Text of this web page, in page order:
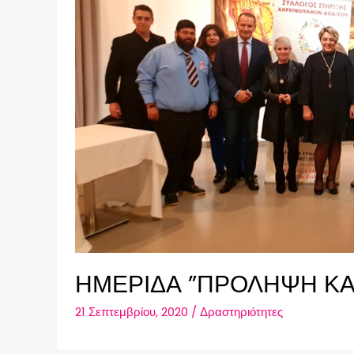
ΗΜΕΡΙΔΑ ”ΠΡΟΛΗΨΗ
21 Σεπτεμβρίου, 2020 / Δραστηριότητες